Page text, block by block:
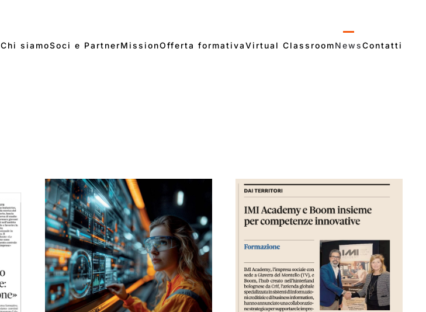
Chi siamoSoci e PartnerMissionOfferta formativaVirtual ClassroomNewsContatti